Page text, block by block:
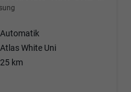
Automatik
Atlas White Uni
25 km